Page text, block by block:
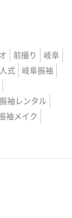
前撮り
岐阜
式
岐阜振袖
袖レンタル
袖メイク